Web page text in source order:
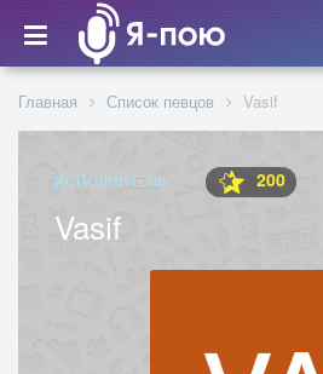
Главная Список певцов Vasif
ИСПОЛНИТЕЛЬ 200
Vasif